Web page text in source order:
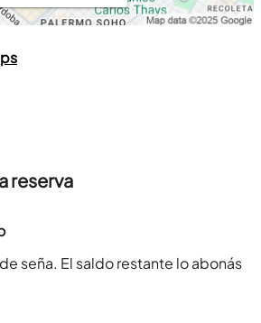
reserva
seña. El saldo restante lo abonás